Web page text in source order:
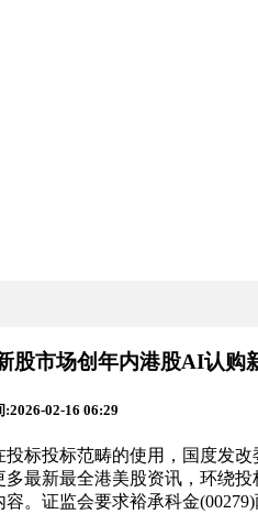
股市场创年内港股AI认购
:2026-02-16 06:29
投标范畴的使用，国度发
最新最全港美股资讯，环绕
证监会要求裕承科金